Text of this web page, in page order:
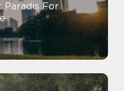
Paradis For